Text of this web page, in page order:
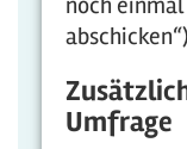
Umfrage